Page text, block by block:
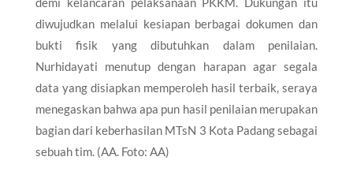
diwujudkan melalui kesiapan berbagai dokumen dan
bukti fisik yang dibutuhkan dalam penilaian.
Nurhidayati menutup dengan harapan agar segala
data yang disiapkan memperoleh hasil terbaik, seraya
menegaskan bahwa apa pun hasil penilaian merupakan
bagian dari keberhasilan MTsN 3 Kota Padang sebagai
sebuah tim. (AA. Foto: AA)